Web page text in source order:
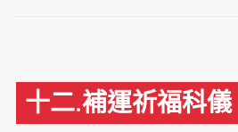
十二.補運祈福科儀